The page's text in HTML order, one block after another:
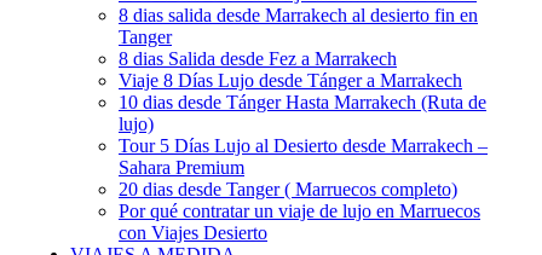
8 dias salida desde Marrakech al desierto fin en
Tanger
8 dias Salida desde Fez a Marrakech
Viaje 8 Días Lujo desde Tánger a Marrakech
10 dias desde Tánger Hasta Marrakech (Ruta de
lujo)
Tour 5 Días Lujo al Desierto desde Marrakech –
Sahara Premium
20 dias desde Tanger ( Marruecos completo)
Por qué contratar un viaje de lujo en Marruecos
con Viajes Desierto